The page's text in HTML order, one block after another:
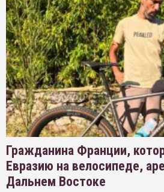
Гражданина Франции,
Евразию на велосипеде,
Дальнем Востоке